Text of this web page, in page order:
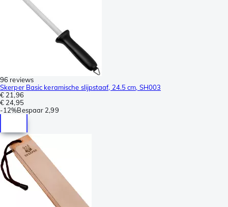
96 reviews
Skerper Basic keramische slijpstaaf, 24.5 cm, SH003
€ 21,96
€ 24,95
-12%Bespaar 2,99